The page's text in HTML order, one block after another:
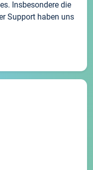
Insbesondere die
Support haben uns